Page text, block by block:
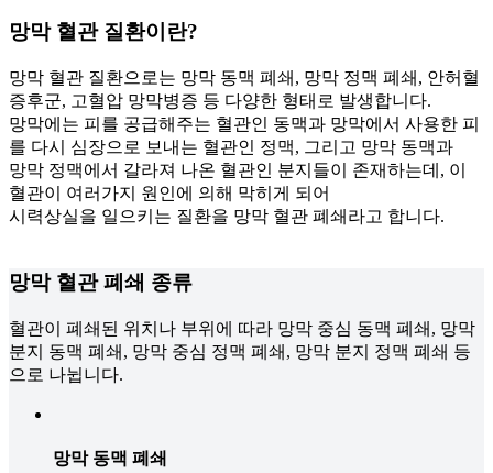
망막 혈관 질환이란?
망막 혈관 질환으로는 망막 동맥 폐쇄, 망막 정맥 폐쇄, 안허혈
증후군, 고혈압 망막병증 등 다양한 형태로 발생합니다.
망막에는 피를 공급해주는 혈관인 동맥과 망막에서 사용한 피
를 다시 심장으로 보내는 혈관인 정맥, 그리고 망막 동맥과
망막 정맥에서 갈라져 나온 혈관인 분지들이 존재하는데, 이
혈관이 여러가지 원인에 의해 막히게 되어
시력상실을 일으키는 질환을 망막 혈관 폐쇄라고 합니다.
망막 혈관 폐쇄 종류
혈관이 폐쇄된 위치나 부위에 따라 망막 중심 동맥 폐쇄, 망막
분지 동맥 폐쇄, 망막 중심 정맥 폐쇄, 망막 분지 정맥 폐쇄 등
으로 나뉩니다.
망막 동맥 폐쇄